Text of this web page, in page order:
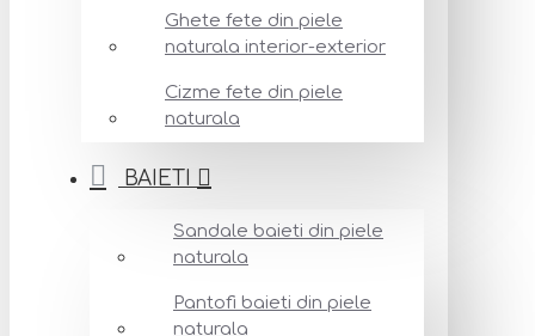
Ghete fete din piele
naturala interior-exterior
Cizme fete din piele
naturala
BAIETI
Sandale baieti din piele
naturala
Pantofi baieti din piele
naturala